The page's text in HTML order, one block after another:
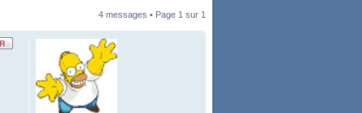
4 messages • Page 1 sur 1